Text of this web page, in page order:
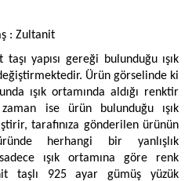
: Zultanit
yapısı gereği bulunduğu ışık
Ürün görselinde ki
ışık ortamında aldığı renktir
ise ürün bulunduğu ışık
tarafınıza gönderilen ürünün
herhangi bir yanlışlık
ışık ortamına göre renk
taşlı 925 ayar gümüş yüzük